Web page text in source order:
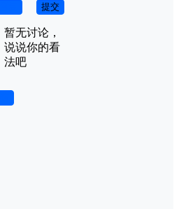
提交
暂无讨论，
说说你的看
法吧